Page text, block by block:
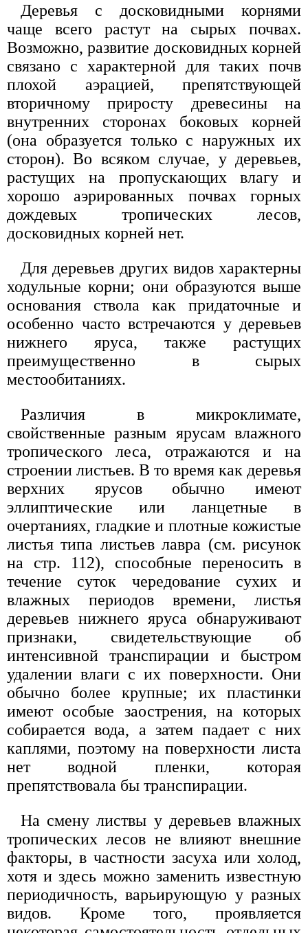
Деревья с досковидными корнями
чаще всего растут на сырых почвах.
Возможно, развитие досковидных корней
связано с характерной для таких почв
плохой аэрацией, препятствующей
вторичному приросту древесины на
внутренних сторонах боковых корней
(она образуется только с наружных их
сторон). Во всяком случае, у деревьев,
растущих на пропускающих влагу и
хорошо аэрированных почвах горных
дождевых тропических лесов,
досковидных корней нет.
Для деревьев других видов характерны
ходульные корни; они образуются выше
основания ствола как придаточные и
особенно часто встречаются у деревьев
нижнего яруса, также растущих
преимущественно в сырых
местообитаниях.
Различия в микроклимате,
свойственные разным ярусам влажного
тропического леса, отражаются и на
строении листьев. В то время как деревья
верхних ярусов обычно имеют
эллиптические или ланцетные в
очертаниях, гладкие и плотные кожистые
листья типа листьев лавра (см. рисунок
на стр. 112), способные переносить в
течение суток чередование сухих и
влажных периодов времени, листья
деревьев нижнего яруса обнаруживают
признаки, свидетельствующие об
интенсивной транспирации и быстром
удалении влаги с их поверхности. Они
обычно более крупные; их пластинки
имеют особые заострения, на которых
собирается вода, а затем падает с них
каплями, поэтому на поверхности листа
нет водной пленки, которая
препятствовала бы транспирации.
На смену листвы у деревьев влажных
тропических лесов не влияют внешние
факторы, в частности засуха или холод,
хотя и здесь можно заменить известную
периодичность, варьирующую у разных
видов. Кроме того, проявляется